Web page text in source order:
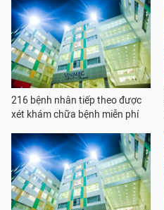
216 bệnh nhân tiếp theo được
xét khám chữa bệnh miễn phí